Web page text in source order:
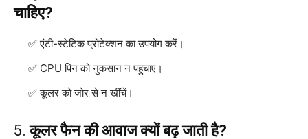
चाहिए?
एंटी-स्टेटिक प्रोटेक्शन का उपयोग करें।
CPU पिन को नुकसान न पहुंचाएं।
कूलर को जोर से न खींचें।
5.कूलर फैन की आवाज क्यों बढ़ जाती है?